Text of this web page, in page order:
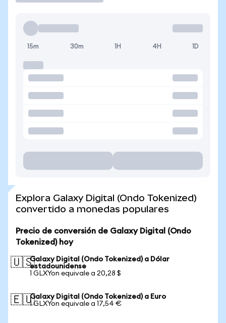
15m 30m 1H 4H 1D
Explora Galaxy Digital (Ondo Tokenized)
convertido a monedas populares
Precio de conversión de Galaxy Digital (Ondo
Tokenized) hoy
🇺🇸Galaxy Digital (Ondo Tokenized) a Dólar
estadounidense
1 GLXYon equivale a 20,28 $
🇪🇺Galaxy Digital (Ondo Tokenized) a Euro
1 GLXYon equivale a 17,54 €